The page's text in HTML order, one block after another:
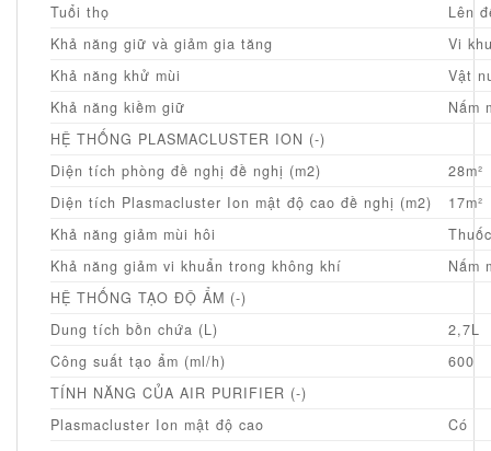
Tuổi thọ
Lên
Khả năng giữ và giảm gia tăng
Vi
Khả năng khử mùi
Vật
Khả năng kiềm giữ
Nấm
HỆ THỐNG PLASMACLUSTER ION (-)
Diện tích phòng đề nghị đề nghị (m2)
28m²
Diện tích Plasmacluster Ion mật độ cao đề nghị (m2)
17m²
Khả năng giảm mùi hôi
Khả năng giảm vi khuẩn trong không khí
Nấm
HỆ THỐNG TẠO ĐỘ ẨM (-)
Dung tích bồn chứa (L)
2,7L
Công suất tạo ẩm (ml/h)
600
TÍNH NĂNG CỦA AIR PURIFIER (-)
Plasmacluster Ion mật độ cao
Có